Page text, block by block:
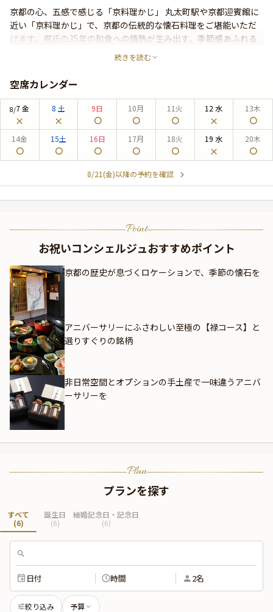
京都の心、五感で感じる「京料理かじ」 丸太町駅や京都迎賓館に
近い「京料理かじ」で、京都の伝統的な懐石料理をご堪能いただ
けます。梶氏の35年の和食への情熱が生み出す、季節感あふれる
料理はまさに絶品。こだわり抜かれた食材や調味料で、まるで絵
ある中庭の個室で、ゆったりとした時間の流れる中、最高のおも
てなしを受けることができます。
続きを読む
空席カレンダー
8/7金 8 土 9日 10月 11火 12 水 13木
14金 15土 16日 17月 18火 19 水 20木
8/21(金)以降の予約を確認
Point
お祝いコンシェルジュおすすめポイント
京都の歴史が息づくロケーションで、季節の懐石を
アニバーサリーにふさわしい至極の【禄コース】と
選りすぐりの銘柄
非日常空間とオプションの手土産で一味違うアニバ
ーサリーを
Plan
プランを探す
すべて
(6)
誕生日
(6)
結婚記念日・記念日
(6)
日付 時間 2名
絞り込み 予算